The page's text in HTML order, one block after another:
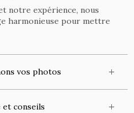
notre expérience, nous
harmonieuse pour mettre
vos photos
et conseils